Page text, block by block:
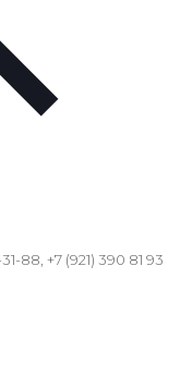
88, +7 (921) 390 81 93